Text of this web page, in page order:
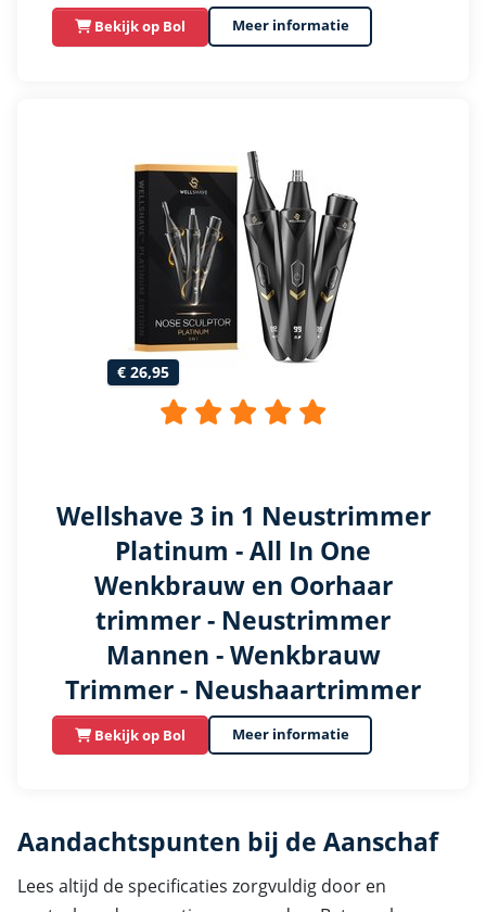
Bekijk op Bol Meer informatie
€ 26,95
Wellshave 3 in 1 Neustrimmer
Platinum - All In One
Wenkbrauw en Oorhaar
trimmer - Neustrimmer
Mannen - Wenkbrauw
Trimmer - Neushaartrimmer
Bekijk op Bol Meer informatie
Aandachtspunten bij de Aanschaf
Lees altijd de specificaties zorgvuldig door en